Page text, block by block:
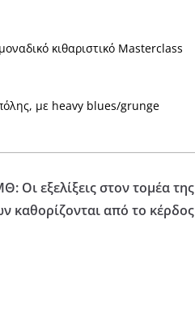
κιθαριστικό Masterclass
με heavy blues/grunge
Οι εξελίξεις στον τομέα της
καθορίζονται από το κέρδος